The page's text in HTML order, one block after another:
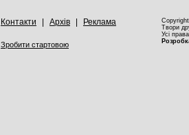
Твори
Усі
Контакти Архів Реклама
Зробити стартовою